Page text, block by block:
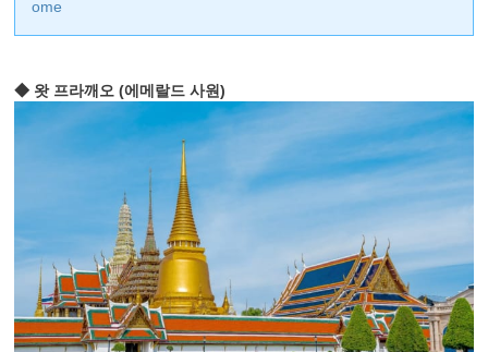
ome
◆ 왓 프라깨오 (에메랄드 사원)